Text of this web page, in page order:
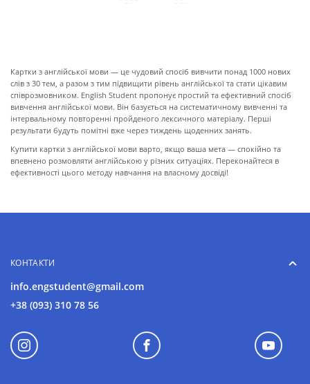
Картки з англійської мови — це чудовий спосіб вивчити понад 1000 нових
слів з 30 тем, а разом з тим підвищити рівень англійської та стати цікавим
співрозмовником. English Student пропонує простий та ефективний спосіб
вивчення англійської мови. Він базується на систематичному вивченні та
інтервальному повторенні пройденого лексичного матеріалу. Перші
результати будуть помітні вже через тиждень щоденних занять.
Купити картки з англійської мови варто, якщо ваша мета — спокійно та
впевнено розмовляти англійською у різних ситуаціях. Переконайтеся в
ефективності цього методу навчання на власному досвіді!
КОНТАКТИ
info.engstudent@gmail.com
+38 (093) 310 78 56